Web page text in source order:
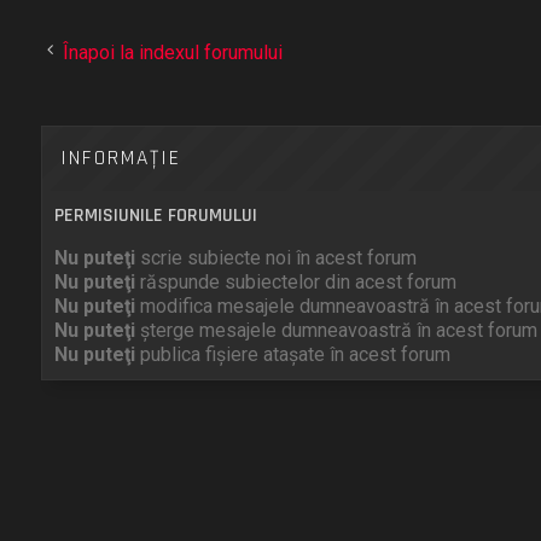
Înapoi la indexul forumului
INFORMAŢIE
PERMISIUNILE FORUMULUI
Nu puteţi scrie subiecte noi în acest forum
Nu puteţi răspunde subiectelor din acest forum
Nu puteţi modifica mesajele dumneavoastră în acest
Nu puteţi şterge mesajele dumneavoastră în acest forum
Nu puteţi publica fişiere ataşate în acest forum